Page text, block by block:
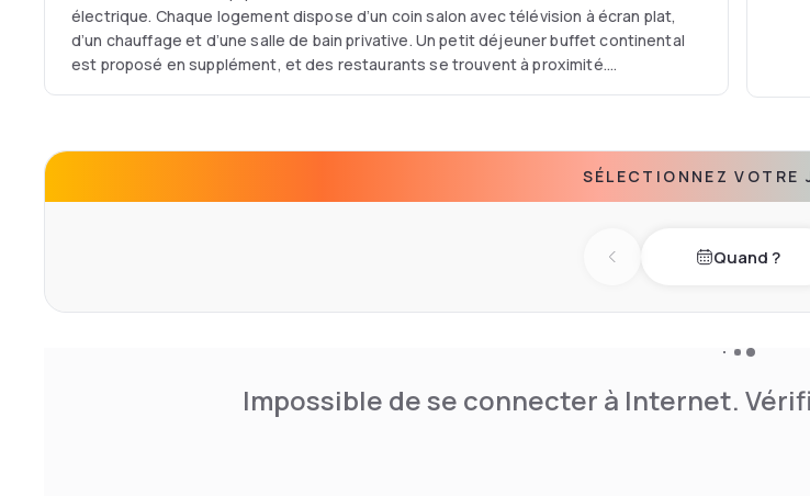
électrique. Chaque logement dispose d’un coin salon avec télévision à écran plat,
d’un chauffage et d’une salle de bain privative. Un petit déjeuner buffet continental
est proposé en supplément, et des restaurants se trouvent à proximité.
SÉLECTIONNEZ VOTRE
Previous dayQuand ?
Impossible de se connecter à Internet.